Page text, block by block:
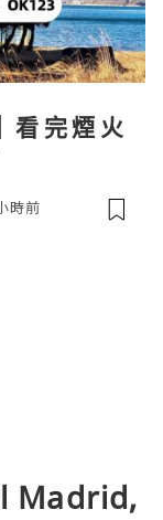
看完煙火
時前
Madrid,